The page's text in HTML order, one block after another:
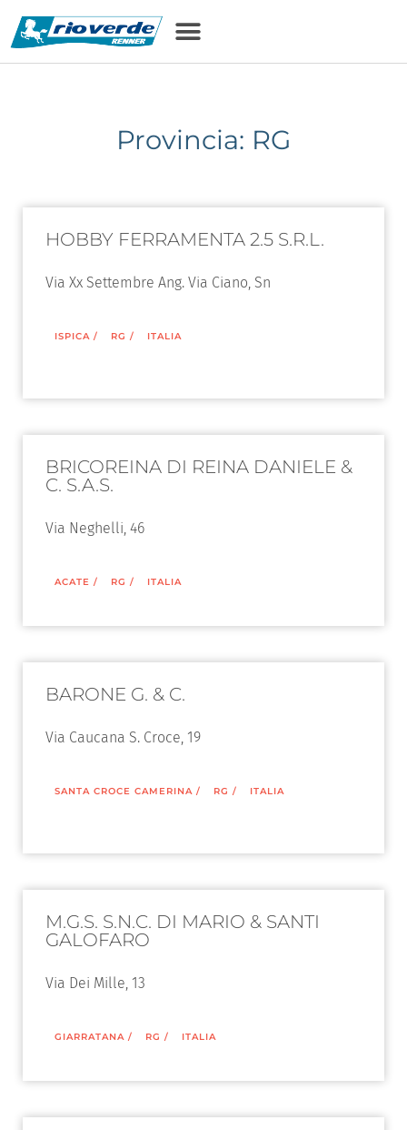
Provincia: RG
HOBBY FERRAMENTA 2.5 S.R.L.
Via Xx Settembre Ang. Via Ciano, Sn
ISPICA / RG / ITALIA
BRICOREINA DI REINA DANIELE &
C. S.A.S.
Via Neghelli, 46
ACATE / RG / ITALIA
BARONE G. & C.
Via Caucana S. Croce, 19
SANTA CROCE CAMERINA / RG / ITALIA
M.G.S. S.N.C. DI MARIO & SANTI
GALOFARO
Via Dei Mille, 13
GIARRATANA / RG / ITALIA